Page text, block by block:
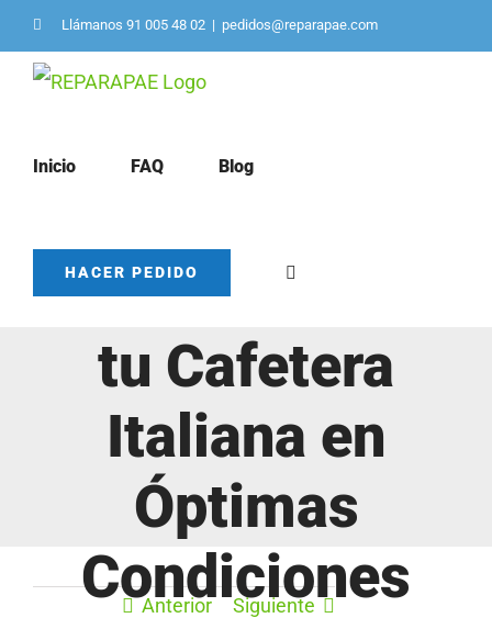
Saltar
al
Llámanos 91 005 48 02 | pedidos@reparapae.com
Inicio FAQ Blog
HACER PEDIDO
Cómo Mantener
tu Cafetera
Italiana en
Óptimas
Condiciones
Anterior Siguiente